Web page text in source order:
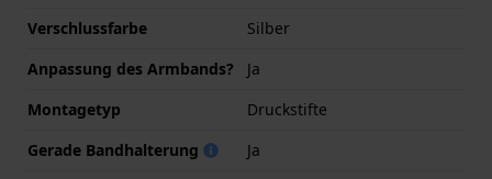
Verschlussfarbe
Silber
Anpassung des Armbands?
Ja
Montagetyp
Druckstifte
Gerade Bandhalterung
Ja